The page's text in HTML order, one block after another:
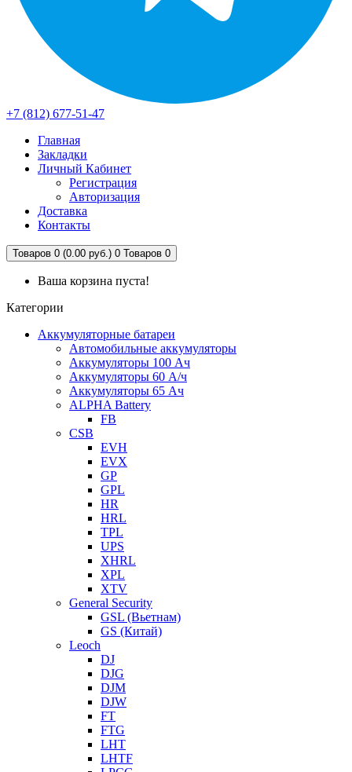
+7 (812) 677-51-47
Главная
Закладки
Личный Кабинет
Регистрация
Авторизация
Доставка
Контакты
Товаров 0 (0.00 руб.) 0 Товаров 0
Ваша корзина пуста!
Категории
Аккумуляторные батареи
Автомобильные аккумуляторы
Аккумуляторы 100 Ач
Аккумуляторы 60 А/ч
Аккумуляторы 65 Ач
ALPHA Battery
FB
CSB
EVH
EVX
GP
GPL
HR
HRL
TPL
UPS
XHRL
XPL
XTV
General Security
GSL (Вьетнам)
GS (Китай)
Leoch
DJ
DJG
DJM
DJW
FT
FTG
LHT
LHTF